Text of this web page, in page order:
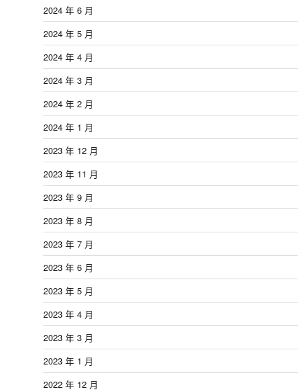
2024 年 6 月
2024 年 5 月
2024 年 4 月
2024 年 3 月
2024 年 2 月
2024 年 1 月
2023 年 12 月
2023 年 11 月
2023 年 9 月
2023 年 8 月
2023 年 7 月
2023 年 6 月
2023 年 5 月
2023 年 4 月
2023 年 3 月
2023 年 1 月
2022 年 12 月